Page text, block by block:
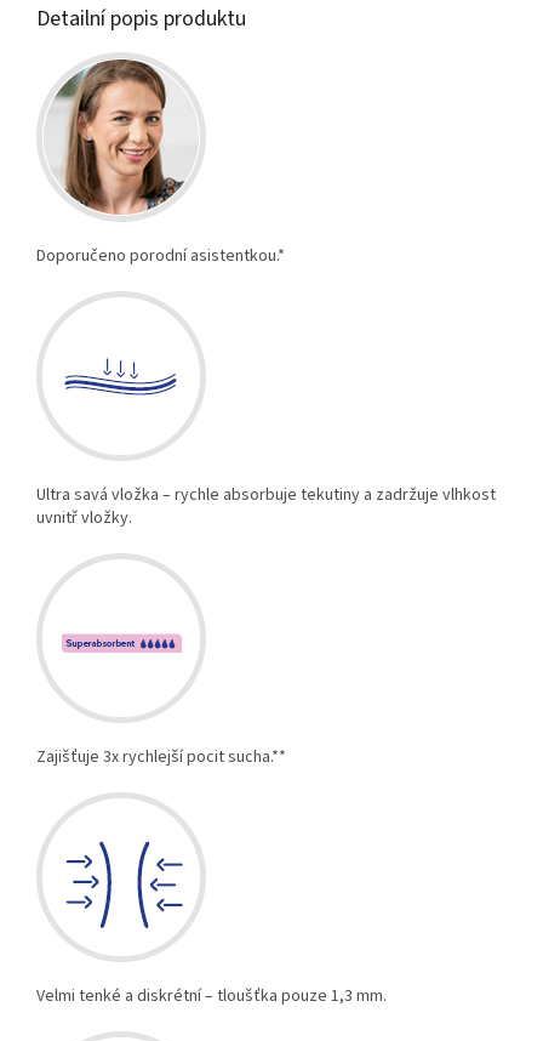
Detailní popis produktu
Doporučeno porodní asistentkou.*
Ultra savá vložka – rychle absorbuje tekutiny a zadržuje vlhkost
uvnitř vložky.
Zajišťuje 3x rychlejší pocit sucha.**
Velmi tenké a diskrétní – tloušťka pouze 1,3 mm.